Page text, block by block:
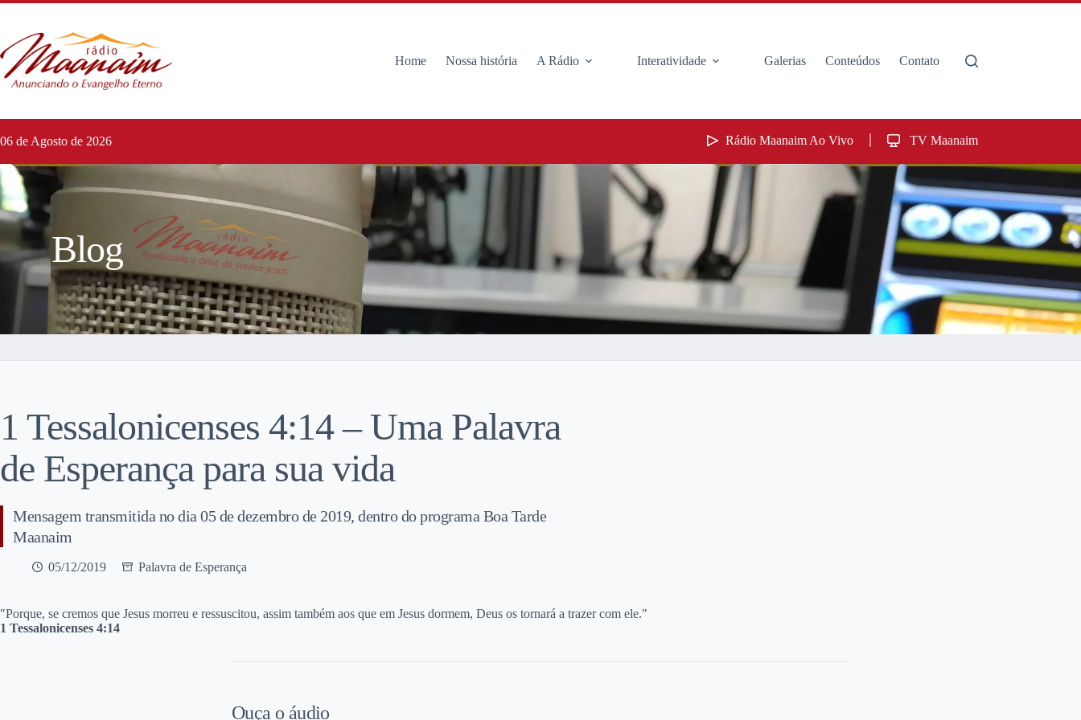
Home Nossa história A Rádio Interatividade Galerias Conteúdos Contato
06 de Agosto de 2026 Rádio Maanaim Ao Vivo TV Maanaim
Blog
1 Tessalonicenses 4:14 – Uma Palavra
de Esperança para sua vida
Mensagem transmitida no dia 05 de dezembro de 2019, dentro do programa Boa Tarde
Maanaim
05/12/2019 Palavra de Esperança
"Porque, se cremos que Jesus morreu e ressuscitou, assim também aos que em Jesus dormem, Deus os tornará a trazer com ele."
1 Tessalonicenses 4:14
Ouça o áudio